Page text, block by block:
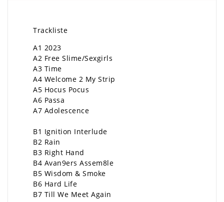
Trackliste
A1 2023
A2 Free Slime/Sexgirls
A3 Time
A4 Welcome 2 My Strip
A5 Hocus Pocus
A6 Passa
A7 Adolescence
B1 Ignition Interlude
B2 Rain
B3 Right Hand
B4 Avan9ers Assem8le
B5 Wisdom & Smoke
B6 Hard Life
B7 Till We Meet Again